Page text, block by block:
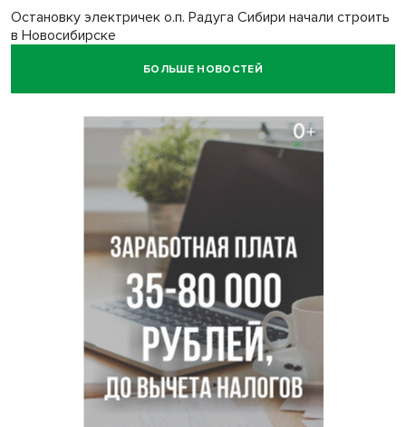
Остановку электричек о.п. Радуга Сибири начали строить
в Новосибирске
Транспортная прокуратура проверит S7 после инцидента
500 литров ухи сварили новосибирцам на
Бугринском пляже
Под Новосибирском двое пострадали в ДТП с
перевернувшейся «ГАЗелью»
Легендарный хоккеист Тарасенко вернулся к брату в
БОЛЬШЕ НОВОСТЕЙ